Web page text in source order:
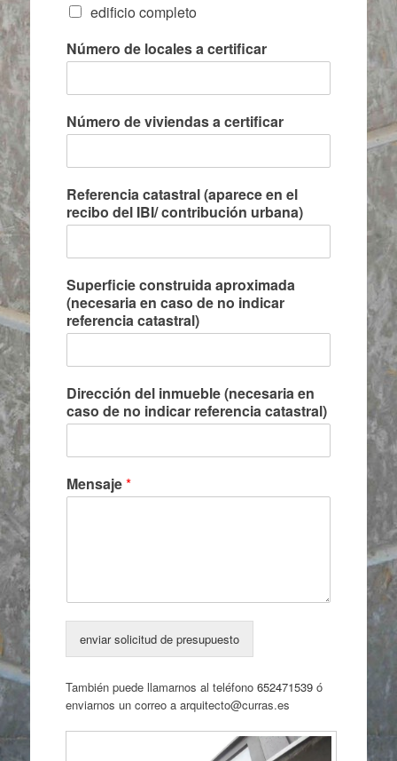
edificio completo
Número de locales a certificar
Número de viviendas a certificar
Referencia catastral (aparece en el
recibo del IBI/ contribución urbana)
Superficie construida aproximada
(necesaria en caso de no indicar
referencia catastral)
Dirección del inmueble (necesaria en
caso de no indicar referencia catastral)
Mensaje*
enviar solicitud de presupuesto
También puede llamarnos al teléfono 652471539ó
enviarnos un correo a arquitecto@curras.es